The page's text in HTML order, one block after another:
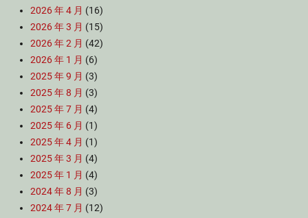
2026 年 4 月 (16)
2026 年 3 月 (15)
2026 年 2 月 (42)
2026 年 1 月 (6)
2025 年 9 月 (3)
2025 年 8 月 (3)
2025 年 7 月 (4)
2025 年 6 月 (1)
2025 年 4 月 (1)
2025 年 3 月 (4)
2025 年 1 月 (4)
2024 年 8 月 (3)
2024 年 7 月 (12)